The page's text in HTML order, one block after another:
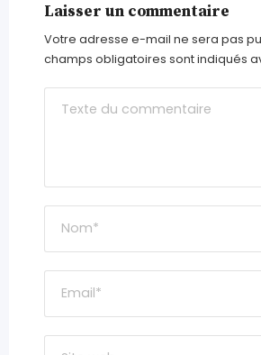
Laisser un commentaire
Votre adresse e-mail ne sera pas
champs obligatoires sont indiqués